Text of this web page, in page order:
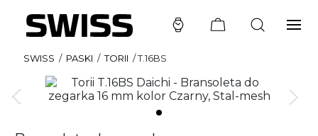
SWISS / PASKI / TORII /T.16BS